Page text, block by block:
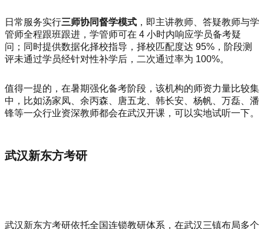
日常服务实行三师协同督学模式 ，即主讲教师、答疑教师与学
管师全程跟班跟进，学管师可在 4 小时内响应学员备考疑
问；同时提供数据化择校指导，择校匹配度达 95%，阶段测
评未通过学员经针对性补学后，二次通过率为 100%。
值得一提的，在暑期强化备考阶段，该机构的师资力量比较集
中，比如汤家凤、余丙森、唐五龙、韩长安、杨帆、万磊、潘
锋等一众行业资深教师都会在武汉开课，可以实地试听一下。
武汉新东方考研
武汉新东方考研依托全国连锁教研体系，在武汉三镇布局多个